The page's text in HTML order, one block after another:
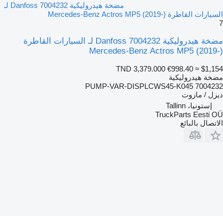
مضخة هيدروليكية Danfoss 7004232 لـ
السيارات القاطرة Mercedes-Benz Actros MP5 (2019-)
7
مضخة هيدروليكية Danfoss 7004232 لـ السيارات القاطرة
Mercedes-Benz Actros MP5 (2019-)
TND 3,379.000 €998.40 ≈ $1,154
مضخة هيدروليكية
7004232 PUMP-VAR-DISPLCWS45-K045
ديزل / مازوت
إستونيا، Tallinn
TruckParts Eesti OÜ
الاتصال بالبائع